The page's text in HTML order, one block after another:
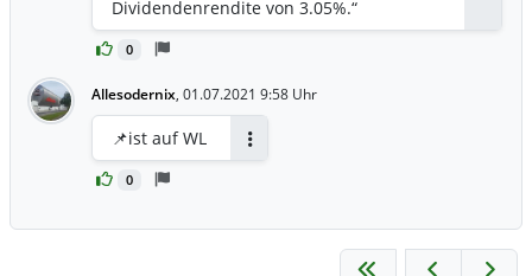
0
Dividendenrendite von 3.05%.“
https://otp.tools.investis.com/clients/uk/a
ssociated_british_foods1/rns/regulatory-
Allesodernix, 01.07.2021 9:58 Uhr
0
📌ist auf WL